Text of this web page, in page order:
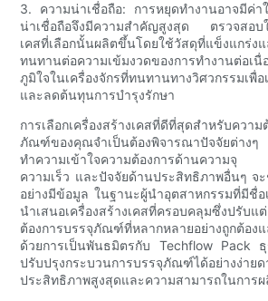
3. ความน่าเชื่อถือ: การหยุดทำงานอาจมีค่
น่าเชื่อถือจึงมีความสำคัญสูงสุด ตรวจสอบใ
เคสที่เลือกนั้นผลิตขึ้นโดยใช้วัสดุที่แข็งแกร่ง
ทนทานต่อความเข้มงวดของการทำงานต่อ
ภูมิใจในเครื่องจักรที่ทนทานทางวิศวกรรมเพื่อ
และลดต้นทุนการบำรุงรักษา
การเลือกเครื่องสร้างเคสที่ดีที่สุดสำหรับควา
ภัณฑ์ของคุณจำเป็นต้องพิจารณาปัจจัยต่าง
ทำความเข้าใจความต้องการด้านความ
ความเร็ว และปัจจัยด้านประสิทธิภาพอื่นๆ จ
อย่างมีข้อมูล ในฐานะผู้นำอุตสาหกรรมที่มีชื่อ
นำเสนอเครื่องสร้างเคสที่ครอบคลุมซึ่งปรับแ
ต้องการบรรจุภัณฑ์ที่หลากหลายอย่างถูกต้อง
ด้วยการเป็นพันธมิตรกับ Techflow Pack
ปรับปรุงกระบวนการบรรจุภัณฑ์ได้อย่าง
ประสิทธิภาพสูงสุดและความสามารถในการ